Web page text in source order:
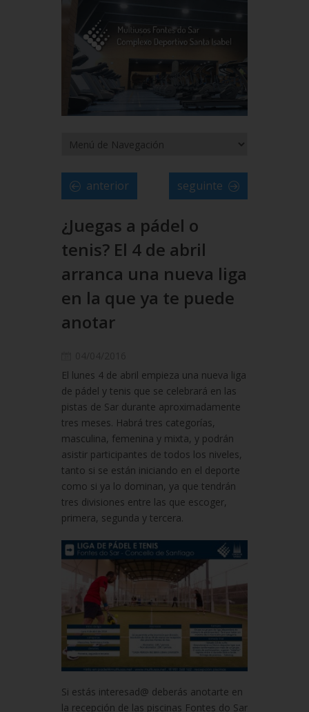
anterior seguinte
¿Juegas a pádel o
tenis? El 4 de abril
arranca una nueva liga
en la que ya te puede
anotar
El lunes 4 de abril empieza una nueva liga
de pádel y tenis que se celebrará en las
pistas de Sar durante aproximadamente
tres meses. Habrá tres categorías,
masculina, femenina y mixta, y podrán
asistir participantes de todos los niveles,
tanto si se están iniciando en el deporte
como si ya lo dominan, ya que tendrán
tres divisiones entre las que escoger,
primera, segunda y tercera.
Si estás interesad@ deberás anotarte en
la recepción de las piscinas Fontes do Sar